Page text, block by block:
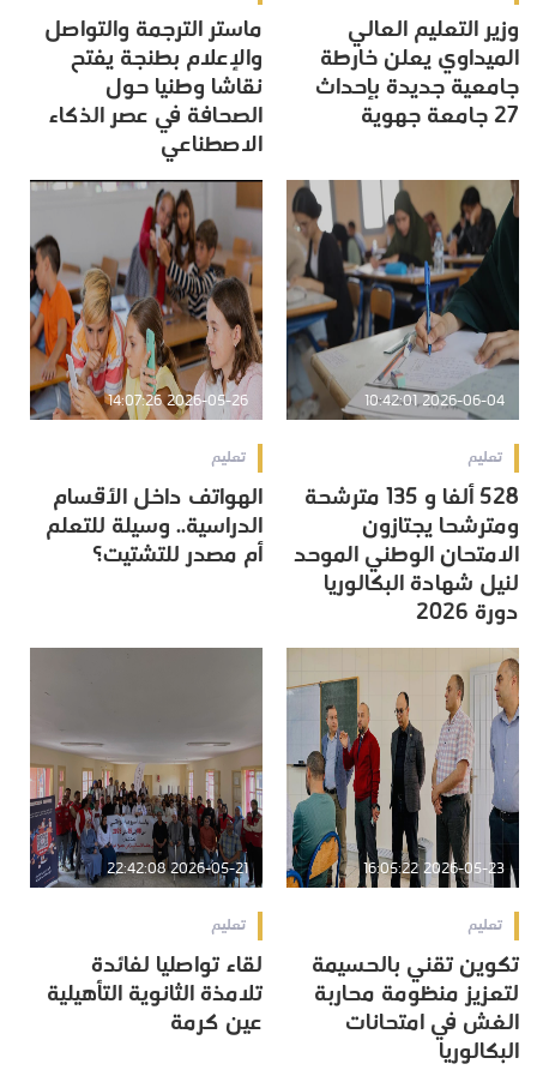
وزير التعليم العالي
الميداوي يعلن خارطة
جامعية جديدة بإحداث
27 جامعة جهوية
ماستر الترجمة والتواصل
والإعلام بطنجة يفتح
نقاشا وطنيا حول
الصحافة في عصر الذكاء
الاصطناعي
2026-06-04 10:42:01
تعليم
528 ألفا و 135 مترشحة
ومترشحا يجتازون
الامتحان الوطني الموحد
لنيل شهادة البكالوريا
دورة 2026
2026-05-26 14:07:26
تعليم
الهواتف داخل الأقسام
الدراسية.. وسيلة للتعلم
أم مصدر للتشتيت؟
2026-05-23 16:05:22
تعليم
تكوين تقني بالحسيمة
لتعزيز منظومة محاربة
الغش في امتحانات
البكالوريا
2026-05-21 22:42:08
تعليم
لقاء تواصليا لفائدة
تلامذة الثانوية التأهيلية
عين كرمة